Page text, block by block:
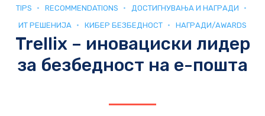
TIPS
RECOMMENDATIONS
ДОСТИГНУВАЊА И НАГРАДИ
ИТ РЕШЕНИЈА
КИБЕР БЕЗБЕДНОСТ НАГРАДИ/AWARDS
Trellix – иновациски лидер
за безбедност на е-пошта